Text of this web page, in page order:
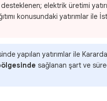
elektrik üretimi
konusundaki yatırımlar
yapılan yatırımlar ile
sağlanan şart ve